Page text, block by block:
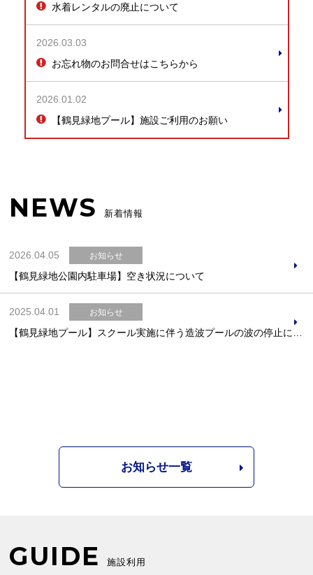
水着レンタルの廃止について
2026.03.03
お忘れ物のお問合せはこちらから
2026.01.02
【鶴見緑地プール】施設ご利用のお願い
NEWS 新着情報
2026.04.05 お知らせ
【鶴見緑地公園内駐車場】空き状況について
2025.04.01 お知らせ
お知らせ一覧
GUIDE 施設利用